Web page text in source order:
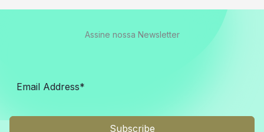
Assine nossa Newsletter
Subscribe